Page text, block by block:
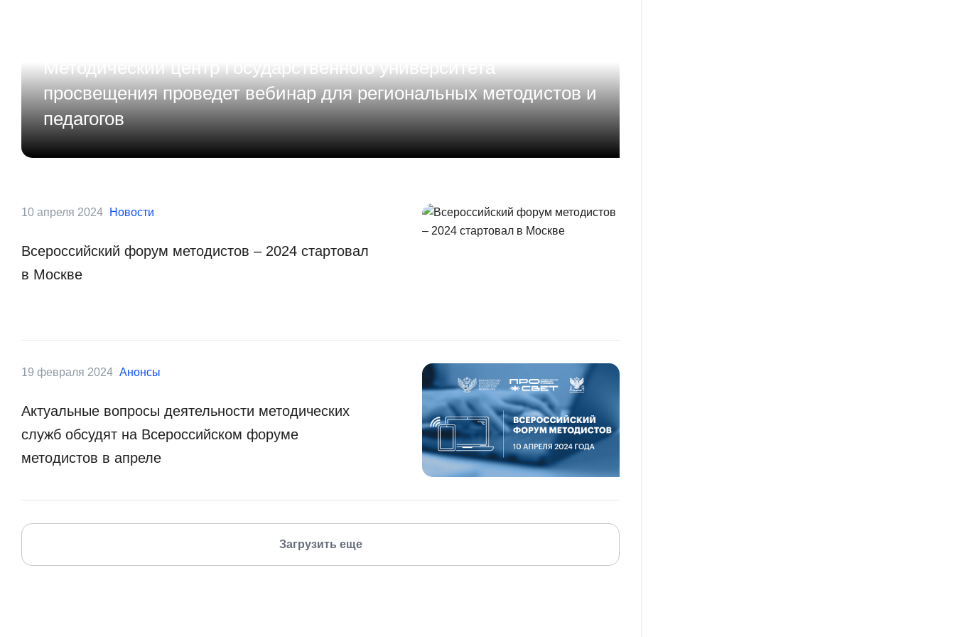
Методический центр Государственного университета
просвещения проведет вебинар для региональных методистов и
педагогов
10 апреля 2024 Новости
Всероссийский форум методистов – 2024 стартовал
в Москве
19 февраля 2024 Анонсы
Актуальные вопросы деятельности методических
служб обсудят на Всероссийском форуме
методистов в апреле
Загрузить еще